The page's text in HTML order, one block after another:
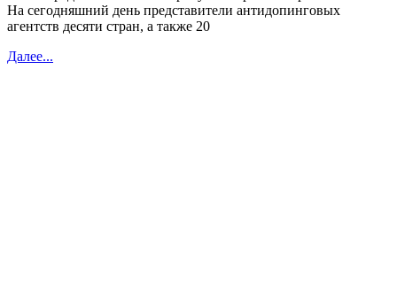
На сегодняшний день представители антидопинговых
агентств десяти стран, а также 20
Далее...